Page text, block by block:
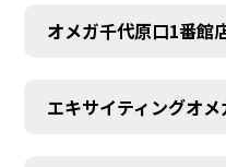
オメガ千代原口1番館
エキサイティングオ